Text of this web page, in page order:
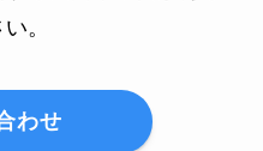
。
わせ